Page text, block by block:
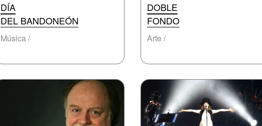
DÍA
DEL BANDONEÓN
Música /
DOBLE
FONDO
Arte /